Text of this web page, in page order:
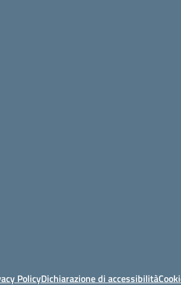
PolicyDichiarazione di accessibilità